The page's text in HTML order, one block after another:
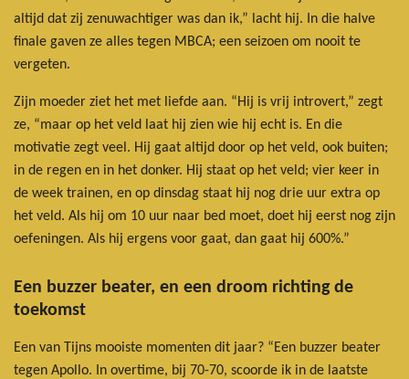
altijd dat zij zenuwachtiger was dan ik,” lacht hij. In die halve
finale gaven ze alles tegen MBCA; een seizoen om nooit te
vergeten.
Zijn moeder ziet het met liefde aan. “Hij is vrij introvert,” zegt
ze, “maar op het veld laat hij zien wie hij echt is. En die
motivatie zegt veel. Hij gaat altijd door op het veld, ook buiten;
in de regen en in het donker. Hij staat op het veld; vier keer in
de week trainen, en op dinsdag staat hij nog drie uur extra op
het veld. Als hij om 10 uur naar bed moet, doet hij eerst nog zijn
oefeningen. Als hij ergens voor gaat, dan gaat hij 600%.”
Een buzzer beater, en een droom richting de
toekomst
Een van Tijns mooiste momenten dit jaar? “Een buzzer beater
tegen Apollo. In overtime, bij 70-70, scoorde ik in de laatste